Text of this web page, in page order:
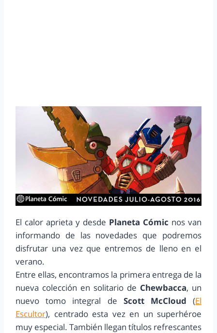
El calor aprieta y desde Planeta Cómic nos van
informando de las novedades que podremos
disfrutar una vez que entremos de lleno en el
verano.
Entre ellas, encontramos la primera entrega de la
nueva colección en solitario de Chewbacca, un
nuevo tomo integral de Scott McCloud (El
Escultor), centrado esta vez en un superhéroe
muy especial. También llegan títulos refrescantes